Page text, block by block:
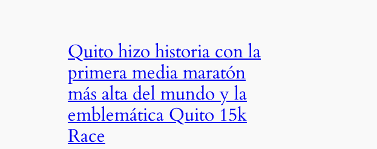
Quito hizo historia con la
primera media maratón
más alta del mundo y la
emblemática Quito 15k
Race